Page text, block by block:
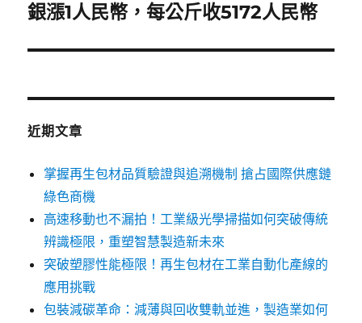
一
文
銀漲1人民幣，每公斤收5172人民幣
近期文章
掌握再生包材品質驗證與追溯機制 搶占國際供應鏈
綠色商機
高速移動也不漏拍！工業級光學掃描如何突破傳統
辨識極限，重塑智慧製造新未來
突破塑膠性能極限！再生包材在工業自動化產線的
應用挑戰
包裝減碳革命：減薄與回收雙軌並進，製造業如何